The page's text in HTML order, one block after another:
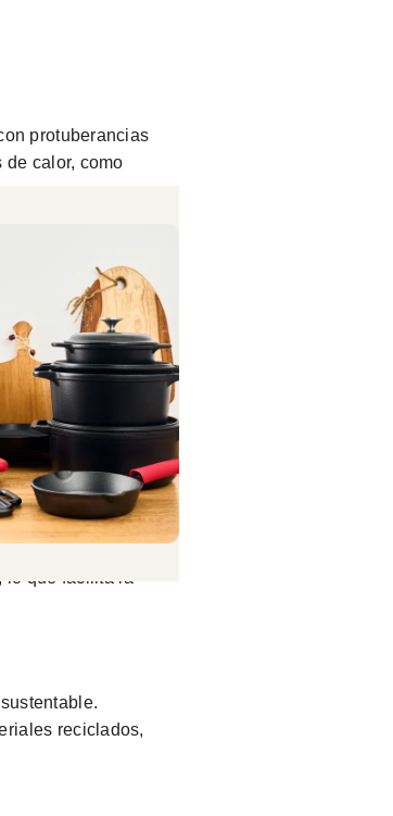
protuberancias
de calor, como
evita puntos
lo que facilita la
reciclados,